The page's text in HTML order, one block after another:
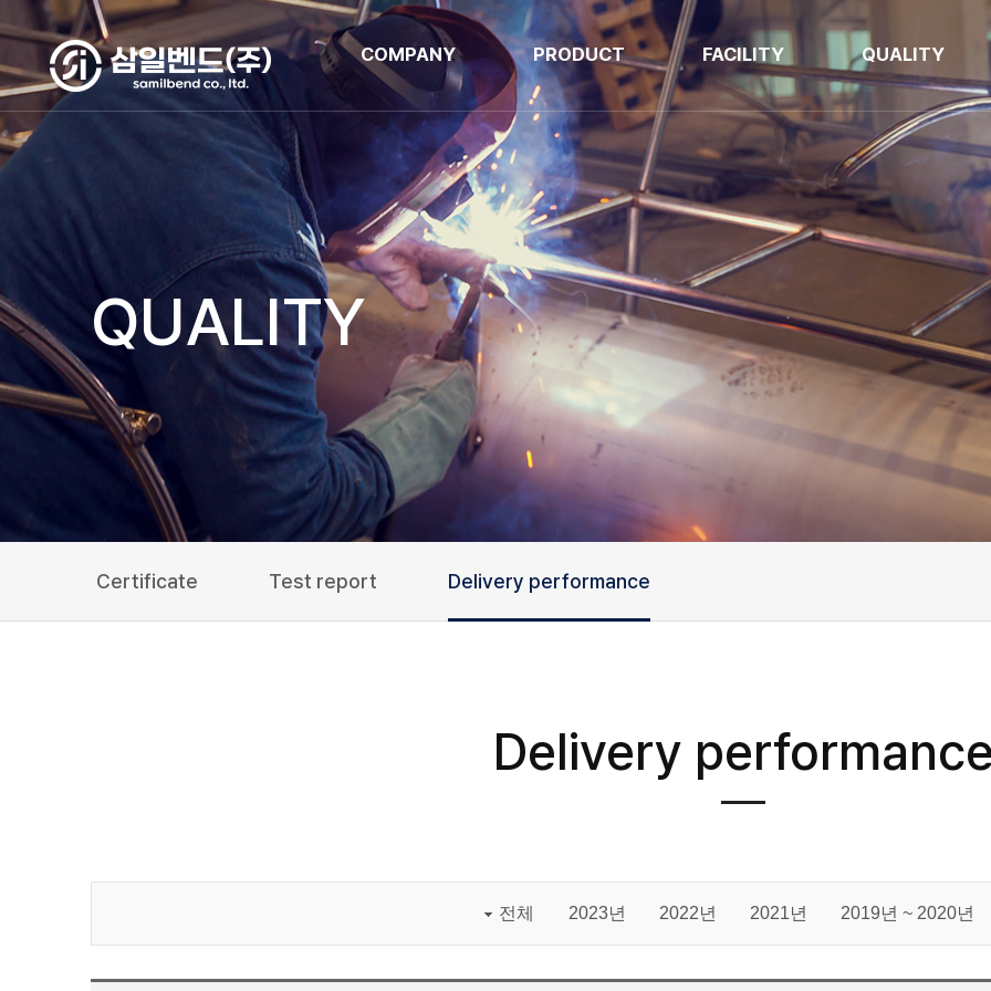
COMPANY PRODUCT FACILITY QUALITY
QUALITY
Certificate Test report Delivery performance
Delivery
전체 2023년 2022년 2021년 2019년 ~ 2020년